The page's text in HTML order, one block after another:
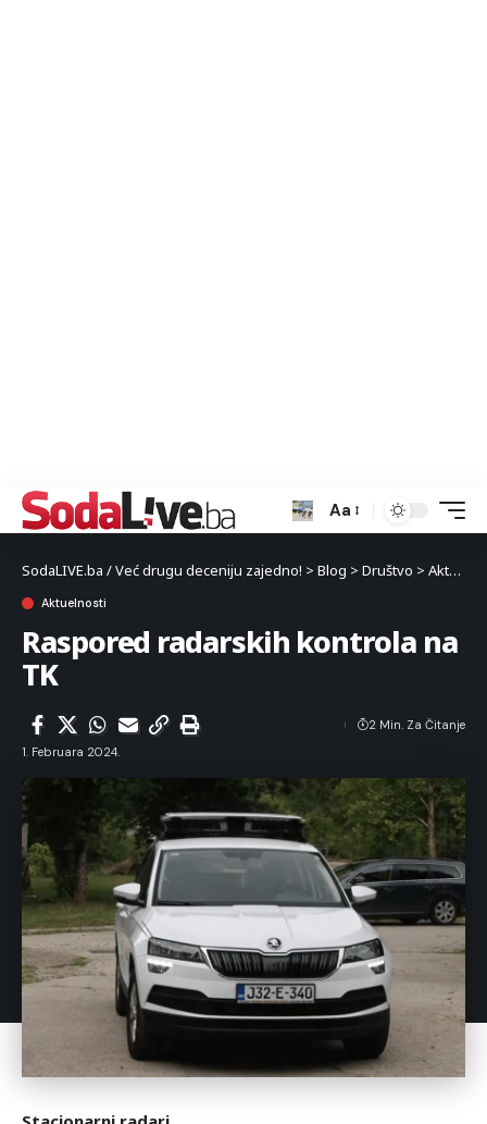
Aa
SodaLIVE.ba / Već drugu deceniju zajedno! > Blog > Društvo > Aktuelnosti
Aktuelnosti
Raspored radarskih kontrola na
TK
1. Februara 2024.
2 Min. Za Čitanje